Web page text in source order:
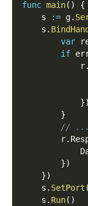
func main( )
{
    s
:= g.
    s
.
var
if
            r
.
})
}
// ...
        r
.
})
})
    s
. SetPort (
    s
. Run( )